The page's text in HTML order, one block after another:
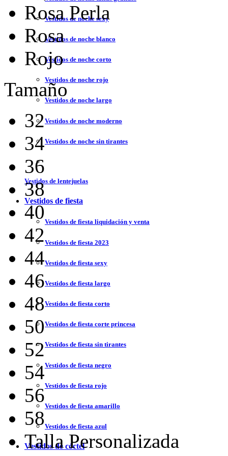
Vestidos de noche sexy
Vestidos de noche blanco
Vestidos de noche corto
Vestidos de noche rojo
Vestidos de noche largo
Vestidos de noche moderno
Vestidos de noche sin tirantes
Vestidos de lentejuelas
Vestidos de fiesta
Vestidos de fiesta liquidación y venta
Vestidos de fiesta 2023
Vestidos de fiesta sexy
Vestidos de fiesta largo
Vestidos de fiesta corto
Vestidos de fiesta corte princesa
Vestidos de fiesta sin tirantes
Vestidos de fiesta negro
Vestidos de fiesta rojo
Vestidos de fiesta amarillo
Vestidos de fiesta azul
Vestidos de cóctel
Rosa Perla
Rosa
Rojo
Tamaño
32
34
36
38
40
42
44
46
48
50
52
54
56
58
Talla Personalizada